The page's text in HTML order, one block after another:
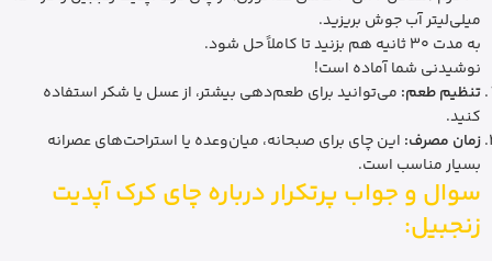
میلی‌لیتر آب جوش بریزید.
به مدت 30 ثانیه هم بزنید تا کاملاً حل شود.
نوشیدنی شما آماده است!
تنظیم طعم: می‌توانید برای طعم‌دهی بیشتر، از عسل یا شکر استفاده
کنید.
زمان مصرف: این چای برای صبحانه، میان‌وعده یا استراحت‌های عصرانه
بسیار مناسب است.
سوال و جواب پرتکرار درباره چای کرک آپدیت
زنجبیل: